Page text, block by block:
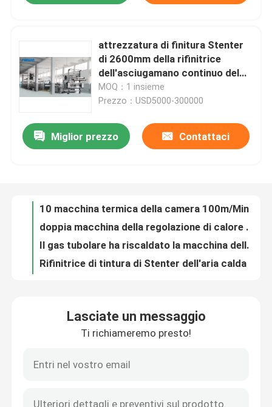
Casa
Prodotti
Circa noi
Controllo di qualità
Contattici
macchina dello stenter del tessuto
Macchina di Stenter dell'aria calda
Macchina di Stenter del tessuto
attrezzatura di finitura Stenter
di 2600mm della rifinitrice
dell'asciugamano continuo del
tessuto
MOQ：1 insieme
Prezzo：USD5000-300000
Miglior prezzo Contattaci
10 macchina termica della camera 100m/Min Heat Setting Fabric Steam per il tessuto del velluto
50T dopo la tintura della macchina della regolazione di calore dell'essiccazione del tessuto per il tessuto di cotone
Singola macchina controllata di Stenter dell'aria calda di velocità dell'invertitore di Padder per il tessuto della maglia di catena
Industria tessile automatica della macchina 3000mm di Stenter dell'aria calda per Terry Towel
Lasciate un messaggio
Ti richiameremo presto!